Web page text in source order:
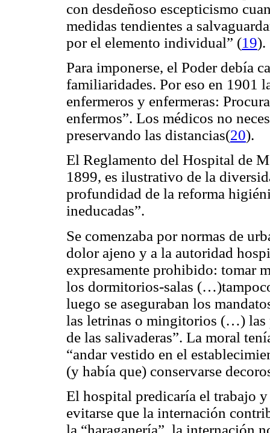
con desdeñoso escepticismo
medidas tendientes a
por el elemento individual” (19).
Para imponerse, el Poder debía
familiaridades. Por eso en 1901
enfermeros y enfermeras:
enfermos”. Los médicos no
preservando las distancias(20).
El Reglamento del Hospital de
1899, es ilustrativo de la
profundidad de la reforma
ineducadas”.
Se comenzaba por normas de
dolor ajeno y a la autoridad
expresamente prohibido: tomar
los dormitorios-salas
luego se aseguraban los
las letrinas o mingitorios (…) las
de las salivaderas”. La moral
“andar vestido en el
(y había que) conservarse
El hospital predicaría el trabajo
evitarse que la internación
la “haraganería”, la internación